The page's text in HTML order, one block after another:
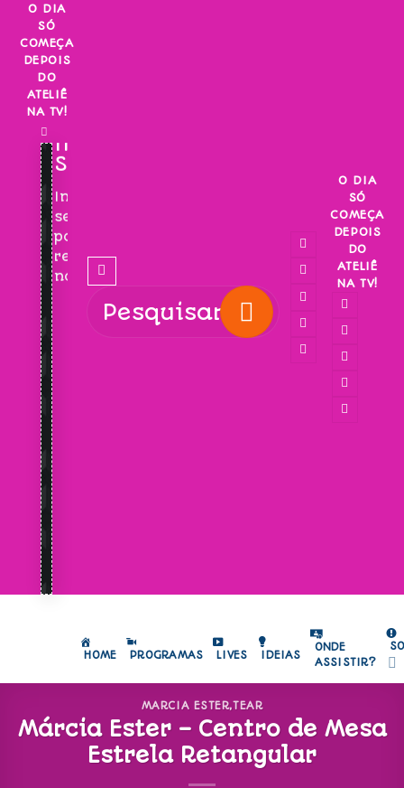
Skip
content
O DIA
SÓ
COMEÇA
DEPOIS
DO
ATELIÊ
NA TV!
INSCREVA-
SE!
Inscreva-
se
para
receber
novidades!
O DIA
SÓ
COMEÇA
DEPOIS
DO
ATELIÊ
NA TV!
HOME PROGRAMAS LIVES IDEIAS
ONDE
ASSISTIR?
MARCIA ESTER,TEAR
Márcia Ester – Centro de Mesa
Estrela Retangular